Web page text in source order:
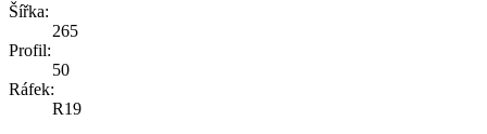
Šířka:
265
Profil:
50
Ráfek:
R19